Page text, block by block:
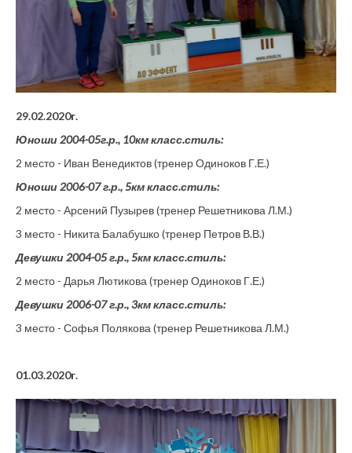
29.02.2020г.
Юноши 2004-05г.р., 10км класс.стиль:
2 место - Иван Венедиктов (тренер Одиноков Г.Е.)
Юноши 2006-07 г.р., 5км класс.стиль:
2 место - Арсений Пузырев (тренер Решетникова Л.М.)
3 место - Никита Балабушко (тренер Петров В.В.)
Девушки 2004-05 г.р., 5км класс.стиль:
2 место - Дарья Лютикова (тренер Одиноков Г.Е.)
Девушки 2006-07 г.р., 3км класс.стиль:
3 место - Софья Полякова (тренер Решетникова Л.М.)
01.03.2020г.